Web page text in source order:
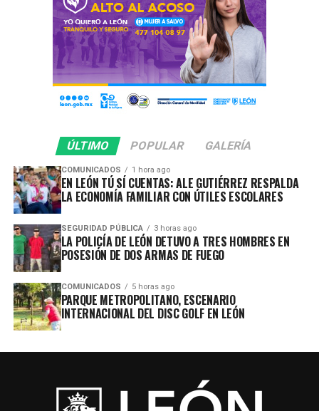
ÚLTIMO POPULAR GALERÍA
COMUNICADOS 1 hora ago
EN LEÓN TÚ SÍ CUENTAS: ALE GUTIÉRREZ RESPALDA
LA ECONOMÍA FAMILIAR CON ÚTILES ESCOLARES
SEGURIDAD PÚBLICA 3 horas ago
LA POLICÍA DE LEÓN DETUVO A TRES HOMBRES EN
POSESIÓN DE DOS ARMAS DE FUEGO
COMUNICADOS 5 horas ago
PARQUE METROPOLITANO, ESCENARIO
INTERNACIONAL DEL DISC GOLF EN LEÓN